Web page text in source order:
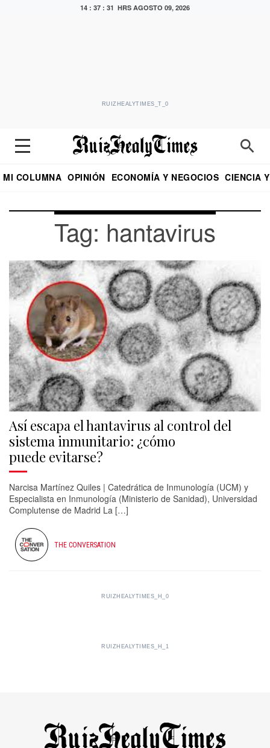
14 : 37 : 31 HRS AGOSTO 09, 2026
RUIZHEALYTIMES_T_0
MI COLUMNA OPINIÓN ECONOMÍA Y NEGOCIOS CIENCIA
Tag: hantavirus
Así escapa el hantavirus al control del
sistema inmunitario: ¿cómo
puede evitarse?
Narcisa Martínez Quiles | Catedrática de Inmunología (UCM) y
Especialista en Inmunología (Ministerio de Sanidad), Universidad
Complutense de Madrid La […]
THE CONVERSATION
RUIZHEALYTIMES_H_0
RUIZHEALYTIMES_H_1